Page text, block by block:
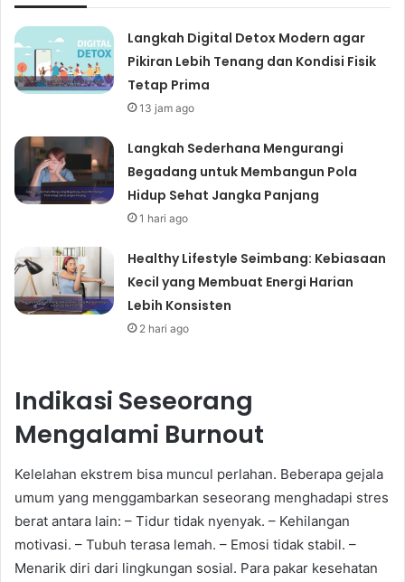
Langkah Digital Detox Modern agar
Pikiran Lebih Tenang dan Kondisi Fisik
Tetap Prima
13 jam ago
Langkah Sederhana Mengurangi
Begadang untuk Membangun Pola
Hidup Sehat Jangka Panjang
1 hari ago
Healthy Lifestyle Seimbang: Kebiasaan
Kecil yang Membuat Energi Harian
Lebih Konsisten
2 hari ago
Indikasi Seseorang
Mengalami Burnout
Kelelahan ekstrem bisa muncul perlahan. Beberapa gejala
umum yang menggambarkan seseorang menghadapi stres
berat antara lain: – Tidur tidak nyenyak. – Kehilangan
motivasi. – Tubuh terasa lemah. – Emosi tidak stabil. –
Menarik diri dari lingkungan sosial. Para pakar kesehatan